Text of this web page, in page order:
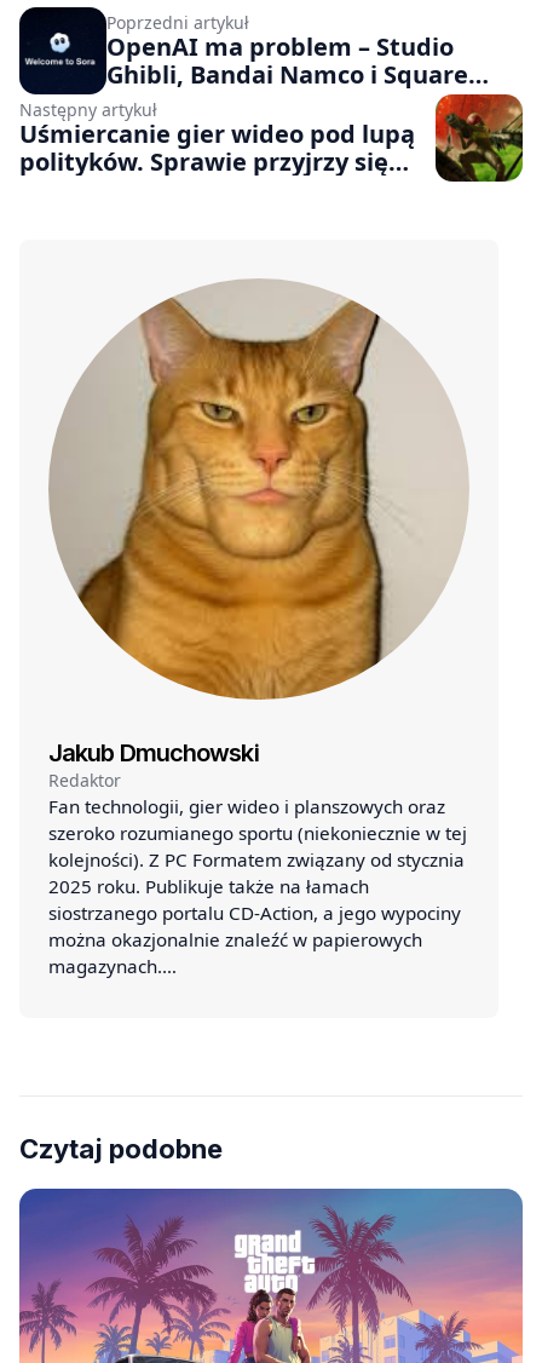
Poprzedni artykuł
OpenAI ma problem – Studio
Ghibli, Bandai Namco i Square
Enix chcą zatrzymać Sorę
Następny artykuł
Uśmiercanie gier wideo pod lupą
polityków. Sprawie przyjrzy się
Jakub Dmuchowski
Redaktor
Fan technologii, gier wideo i planszowych oraz
szeroko rozumianego sportu (niekoniecznie w tej
kolejności). Z PC Formatem związany od stycznia
2025 roku. Publikuje także na łamach
siostrzanego portalu CD-Action, a jego wypociny
można okazjonalnie znaleźć w papierowych
magazynach.…
Czytaj podobne